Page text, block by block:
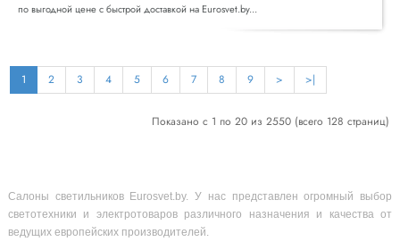
по выгодной цене с быстрой доставкой на Eurosvet.by...
1 2 3 4 5 6 7 8 9 > >|
Показано с 1 по 20 из 2550 (всего 128 страниц)
Салоны светильников Eurosvet.by. У нас представлен огромный выбор
светотехники и электротоваров различного назначения и качества от
ведущих европейских производителей.